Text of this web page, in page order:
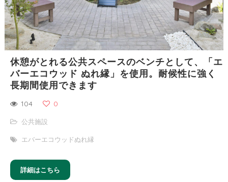
休憩がとれる公共スペースのベンチとして、「エ
バーエコウッド ぬれ縁」を使用。耐候性に強く
長期間使用できます
104 0
公共施設
エバーエコウッドぬれ縁
詳細はこちら